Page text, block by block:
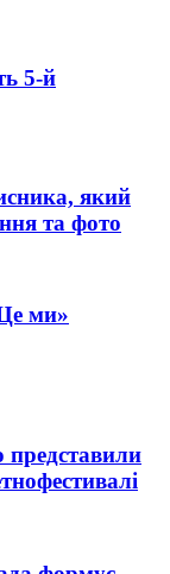
5-й
який
та фото
ми»
представили